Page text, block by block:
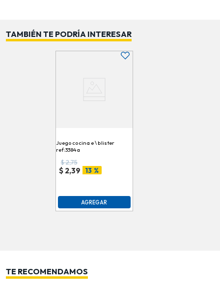
TAMBIÉN TE PODRÍA INTERESAR
Juego cocina e \ blister
ref:3384a
$2,75
$ 2,39 13 %
AGREGAR
TE RECOMENDAMOS